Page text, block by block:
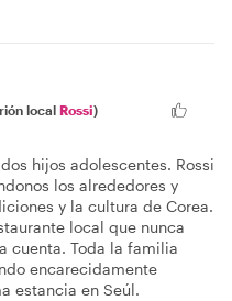
local Rossi)
hijos adolescentes. Rossi
los alrededores y
y la cultura de Corea.
local que nunca
cuenta. Toda la familia
encarecidamente
estancia en Seúl.